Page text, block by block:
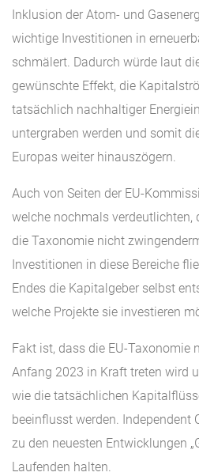
Inklusion der Atom- und
wichtige Investitionen in
schmälert. Dadurch würde laut
gewünschte Effekt, die
tatsächlich nachhaltiger
untergraben werden und somit
Europas weiter hinauszögern.
Auch von Seiten der EU-
welche nochmals verdeutlichten,
die Taxonomie nicht
Investitionen in diese Bereiche
Endes die Kapitalgeber selbst
welche Projekte sie investieren
Fakt ist, dass die EU-Taxonomie
Anfang 2023 in Kraft treten wird
wie die tatsächlichen
beeinflusst werden. Independent
zu den neuesten Entwicklungen
Laufenden halten.